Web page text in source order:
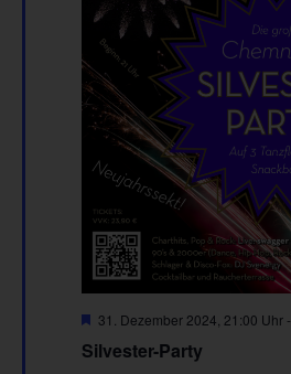
Silvester-Party
Hervorgehoben
31. Dezember 2024, 21:00 Uhr-